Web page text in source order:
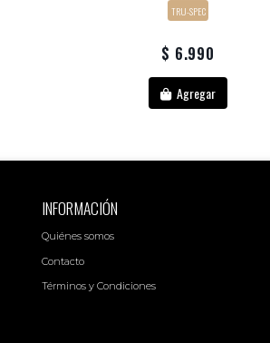
TRU-SPEC
$ 6.990
Agregar
INFORMACIÓN
Quiénes somos
Contacto
Términos y Condiciones